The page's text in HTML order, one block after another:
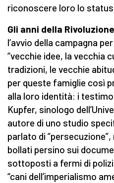
riconoscere loro lo
Gli anni della
l’avvio della campagna
“vecchie idee, la vecchia
tradizioni, le vecchie
per queste famiglie così
alla loro identità: i
Kupfer, sinologo
autore di uno studio
parlato di
bollati persino sui
sottoposti a fermi di
“cani dell’imperialismo